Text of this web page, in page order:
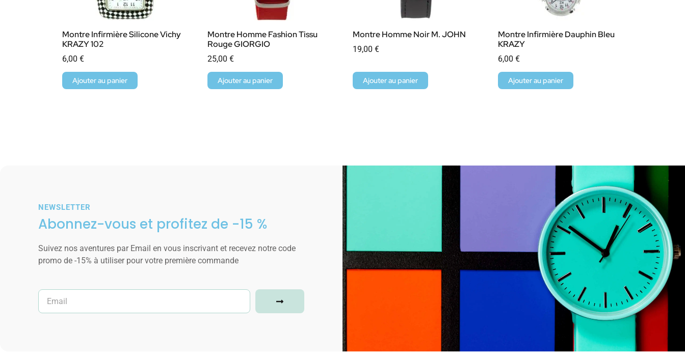
Montre Infirmière Silicone Vichy
KRAZY 102
6,00 €
Ajouter au panier
Montre Homme Fashion Tissu
Rouge GIORGIO
25,00 €
Ajouter au panier
Montre Homme Noir M. JOHN
19,00 €
Ajouter au panier
Montre Infirmière Dauphin Bleu
KRAZY
6,00 €
Ajouter au panier
NEWSLETTER
Abonnez-vous et profitez de -15 %
Suivez nos aventures par Email en vous inscrivant et recevez notre code
promo de -15% à utiliser pour votre première commande